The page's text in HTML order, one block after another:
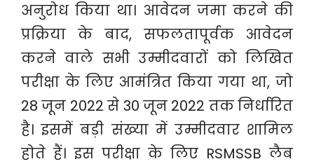
अनुरोध किया था। आवेदन जमा करने की
प्रक्रिया के बाद, सफलतापूर्वक आवेदन
करने वाले सभी उम्मीदवारों को लिखित
परीक्षा के लिए आमंत्रित किया गया था, जो
28 जून 2022 से 30 जून 2022 तक निर्धारित
है। इसमें बड़ी संख्या में उम्मीदवार शामिल
होते हैं। इस परीक्षा के लिए RSMSSB लैब